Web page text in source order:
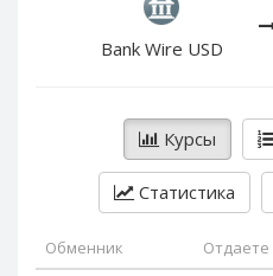
Bank Wire USD
Курсы
Статистика
Обменник Отдаете
PayPal HKD
PayPal NZD
PayPal NOK
PayPal PLN
PayPal SEK